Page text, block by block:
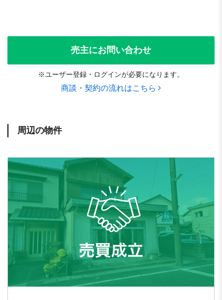
売主にお問い合わせ
※ユーザー登録・ログインが必要になります。
商談・契約の流れはこちら
周辺の物件